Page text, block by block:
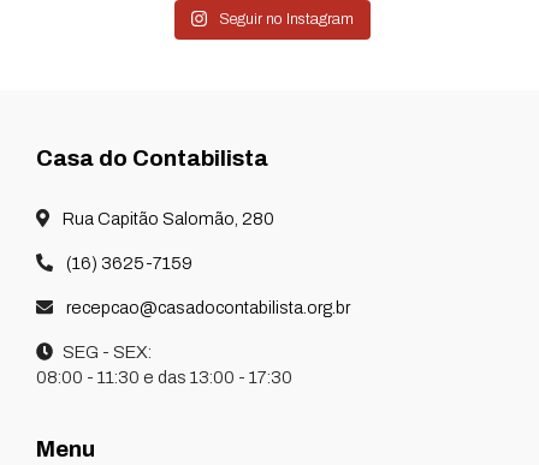
Seguir no Instagram
Casa do Contabilista
Rua Capitão Salomão, 280
(16) 3625-7159
recepcao@casadocontabilista.org.br
SEG - SEX:
08:00 - 11:30 e das 13:00 - 17:30
Menu